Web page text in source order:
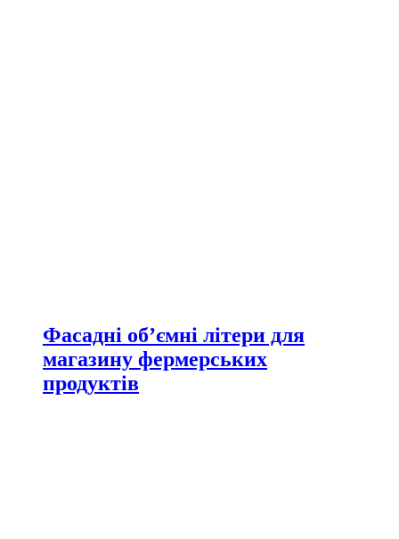
Фасадні об’ємні літери для
магазину фермерських
продуктів